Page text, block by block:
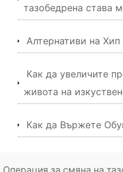
тазобедрена става
Алтернативи на Хип
Как да увеличите
живота на
Как да Вържете